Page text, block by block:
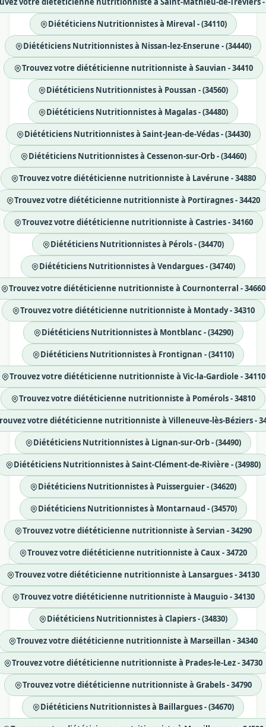
Diététiciens Nutritionnistes à Mireval - (34110)
Diététiciens Nutritionnistes à Nissan-lez-Enserune - (34440)
Trouvez votre diététicienne nutritionniste à Sauvian - 34410
Diététiciens Nutritionnistes à Poussan - (34560)
Diététiciens Nutritionnistes à Magalas - (34480)
Diététiciens Nutritionnistes à Saint-Jean-de-Védas - (34430)
Diététiciens Nutritionnistes à Cessenon-sur-Orb - (34460)
Trouvez votre diététicienne nutritionniste à Lavérune - 34880
Trouvez votre diététicienne nutritionniste à Portiragnes - 34420
Trouvez votre diététicienne nutritionniste à Castries - 34160
Diététiciens Nutritionnistes à Pérols - (34470)
Diététiciens Nutritionnistes à Vendargues - (34740)
Trouvez votre diététicienne nutritionniste à Cournonterral - 34660
Trouvez votre diététicienne nutritionniste à Montady - 34310
Diététiciens Nutritionnistes à Montblanc - (34290)
Diététiciens Nutritionnistes à Frontignan - (34110)
Trouvez votre diététicienne nutritionniste à Vic-la-Gardiole - 34110
Trouvez votre diététicienne nutritionniste à Pomérols - 34810
votre diététicienne nutritionniste à Villeneuve-lès-Béziers -
Diététiciens Nutritionnistes à Lignan-sur-Orb - (34490)
Diététiciens Nutritionnistes à Saint-Clément-de-Rivière - (34980)
Diététiciens Nutritionnistes à Puisserguier - (34620)
Diététiciens Nutritionnistes à Montarnaud - (34570)
Trouvez votre diététicienne nutritionniste à Servian - 34290
Trouvez votre diététicienne nutritionniste à Caux - 34720
Trouvez votre diététicienne nutritionniste à Lansargues - 34130
Trouvez votre diététicienne nutritionniste à Mauguio - 34130
Diététiciens Nutritionnistes à Clapiers - (34830)
Trouvez votre diététicienne nutritionniste à Marseillan - 34340
Trouvez votre diététicienne nutritionniste à Prades-le-Lez - 34730
Trouvez votre diététicienne nutritionniste à Grabels - 34790
Diététiciens Nutritionnistes à Baillargues - (34670)